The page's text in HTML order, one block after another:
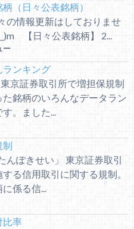
柄（日々公表銘柄）
の情報更新はしておりませ
【日々公表銘柄】 2...
ー
ランキング
京証券取引所で増担保規制
た銘柄のいろんなデータラン
。ました...
制
んぽきせい」 東京証券取引
る信用取引に関する規制。
係る信...
比率